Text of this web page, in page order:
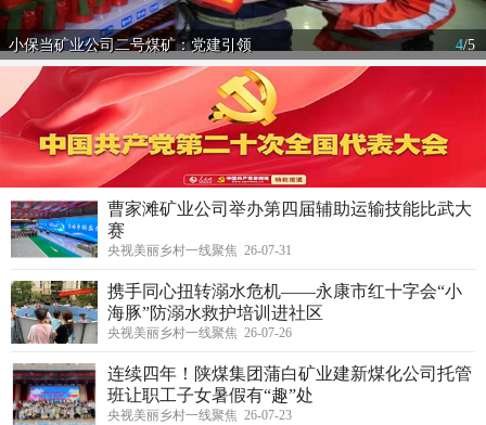
小保当矿业公司二号煤矿：党建引领 4/5
曹家滩矿业公司举办第四届辅助运输技能比武大
赛
央视美丽乡村一线聚焦 26-07-31
携手同心扭转溺水危机——永康市红十字会“小
海豚”防溺水救护培训进社区
央视美丽乡村一线聚焦 26-07-26
连续四年！陕煤集团蒲白矿业建新煤化公司托管
班让职工子女暑假有“趣”处
央视美丽乡村一线聚焦 26-07-23